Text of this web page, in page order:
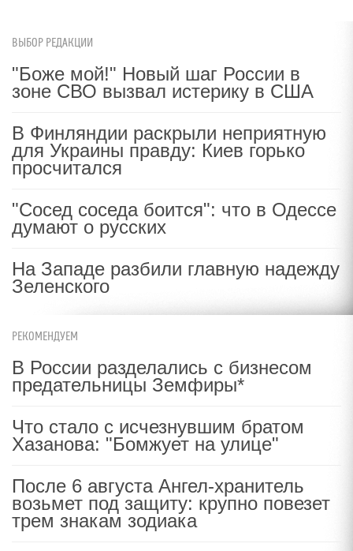
ВЫБОР РЕДАКЦИИ
"Боже мой!" Новый шаг России в
зоне СВО вызвал истерику в США
В Финляндии раскрыли неприятную
для Украины правду: Киев горько
просчитался
"Сосед соседа боится": что в Одессе
думают о русских
На Западе разбили главную надежду
Зеленского
РЕКОМЕНДУЕМ
В России разделались с бизнесом
предательницы Земфиры*
Что стало с исчезнувшим братом
Хазанова: "Бомжует на улице"
После 6 августа Ангел-хранитель
возьмет под защиту: крупно повезет
трем знакам зодиака